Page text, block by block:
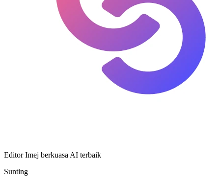
Editor Imej berkuasa AI terbaik
Sunting